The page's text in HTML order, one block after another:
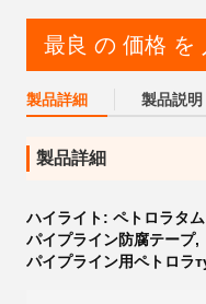
最良 の 価格 を
製品詳細 製品説明
製品詳細
ハイライト: ペトロラタ
パイプライン防腐テープ,
パイプライン用ペトロラ